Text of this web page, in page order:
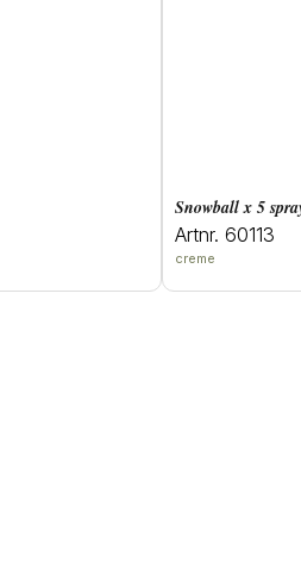
snowball x 5
Artnr. 60113
creme